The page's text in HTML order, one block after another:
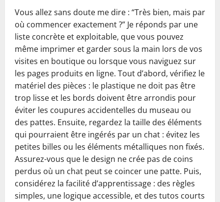
Vous allez sans doute me dire : “Très bien, mais par
où commencer exactement ?” Je réponds par une
liste concrète et exploitable, que vous pouvez
même imprimer et garder sous la main lors de vos
visites en boutique ou lorsque vous naviguez sur
les pages produits en ligne. Tout d’abord, vérifiez le
matériel des pièces : le plastique ne doit pas être
trop lisse et les bords doivent être arrondis pour
éviter les coupures accidentelles du museau ou
des pattes. Ensuite, regardez la taille des éléments
qui pourraient être ingérés par un chat : évitez les
petites billes ou les éléments métalliques non fixés.
Assurez-vous que le design ne crée pas de coins
perdus où un chat peut se coincer une patte. Puis,
considérez la facilité d’apprentissage : des règles
simples, une logique accessible, et des tutos courts